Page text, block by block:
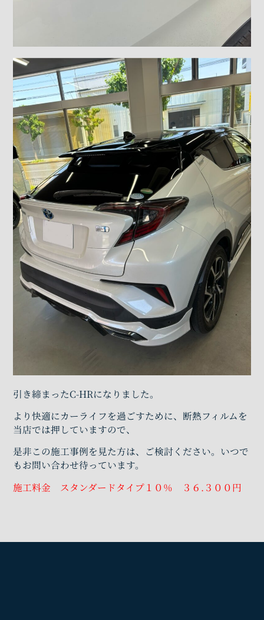
引き締まったC-HRになりました。
より快適にカーライフを過ごすために、断熱フィルムを
当店では押していますので、
是非この施工事例を見た方は、ご検討ください。いつで
もお問い合わせ待っています。
施工料金 スタンダードタイプ１０％ ３６.３００円